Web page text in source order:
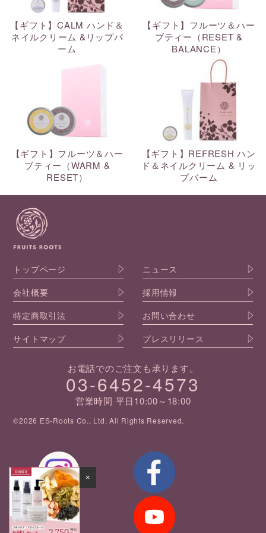
×
【ギフト】CALM ハンド＆
ネイルクリーム &リップバ
ーム
【ギフト】フルーツ＆ハー
ブティー（RESET &
BALANCE）
【ギフト】フルーツ＆ハー
ブティー（WARM &
RESET）
【ギフト】REFRESH ハン
ド＆ネイルクリーム & リッ
プバーム
トップページ
ニュース
会社概要
採用情報
特定商取引法
お問い合わせ
サイトマップ
プレスリリース
お電話でのご注文も承ります。
03-6452-4573
営業時間 平日10:00～18:00
©2026 ES-Roots Co., Ltd. All Rights Reserved.